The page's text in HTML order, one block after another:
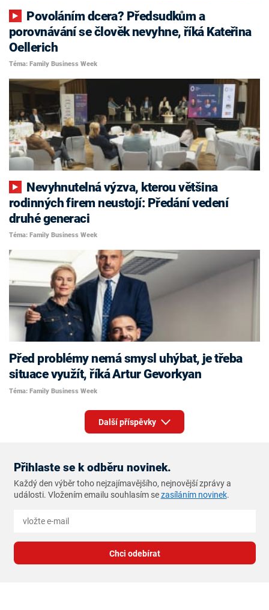
porovnávání se člověk nevyhne, říká Kateřina
Oellerich
Téma: Family Business Week
rodinných firem neustojí: Předání vedení
druhé generaci
Téma: Family Business Week
Před problémy nemá smysl uhýbat, je třeba
situace využít, říká Artur Gevorkyan
Téma: Family Business Week
Další příspěvky
Přihlaste se k odběru novinek.
Každý den výběr toho nejzajímavějšího, nejnovější zprávy a
události. Vložením emailu souhlasím sezasíláním novinek.
Chci odebírat